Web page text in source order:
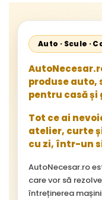
Auto · Scule ·
produse auto,
pentru casă și
Tot ce ai
atelier, curte
cu zi, într-un
AutoNecesar.ro
care vor să
întreținerea